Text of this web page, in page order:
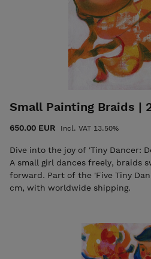
Small Painting Braids |
650.00 EUR Incl. VAT 13.50%
Dive into the joy of 'Tiny Dancer:
A small girl dances freely, braids
forward. Part of the 'Five Tiny
cm, with worldwide shipping.